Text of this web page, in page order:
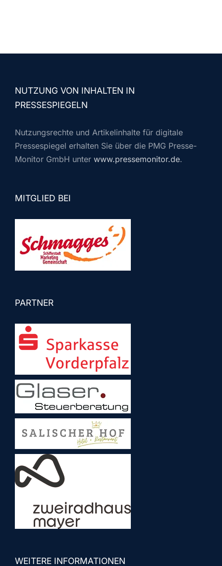
NUTZUNG VON INHALTEN IN
PRESSESPIEGELN
Nutzungsrechte und Artikelinhalte für digitale
Pressespiegel erhalten Sie über die PMG Presse-
Monitor GmbH unter www.pressemonitor.de.
MITGLIED BEI
PARTNER
WEITERE INFORMATIONEN